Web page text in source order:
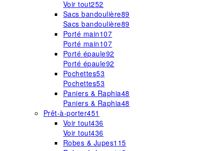
Voir tout252
Sacs bandoulière89
Sacs bandoulière89
Porté main107
Porté main107
Porté épaule92
Porté épaule92
Pochettes53
Pochettes53
Paniers & Raphia48
Paniers & Raphia48
Prêt-à-porter451
Voir tout436
Voir tout436
Robes & Jupes115